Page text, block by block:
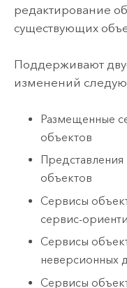
редактирование
существующих
Поддерживают
изменений
Размещенные
объектов
объектов
Сервисы
сервис-
Сервисы
неверсионных
Сервисы